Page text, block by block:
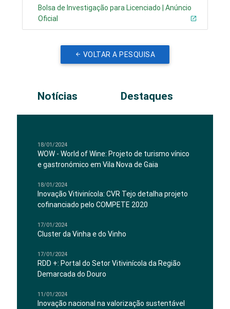
Bolsa de Investigação para Licenciado | Anúncio
Oficial
VOLTAR A PESQUISA
Notícias Destaques
18/01/2024
WOW - World of Wine: Projeto de turismo vínico
e gastronómico em Vila Nova de Gaia
18/01/2024
Inovação Vitivinícola: CVR Tejo detalha projeto
cofinanciado pelo COMPETE 2020
17/01/2024
Cluster da Vinha e do Vinho
17/01/2024
RDD +: Portal do Setor Vitivinícola da Região
Demarcada do Douro
11/01/2024
Inovação nacional na valorização sustentável